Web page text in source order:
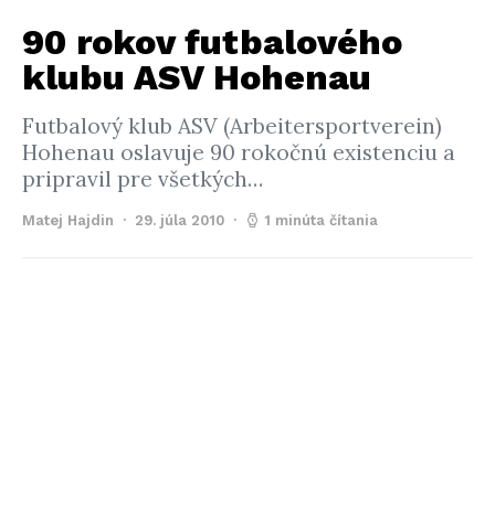
90 rokov futbalového
klubu ASV Hohenau
Futbalový klub ASV (Arbeitersportverein)
Hohenau oslavuje 90 rokočnú existenciu a
pripravil pre všetkých…
Matej Hajdin 29. júla 2010 1 minúta čítania